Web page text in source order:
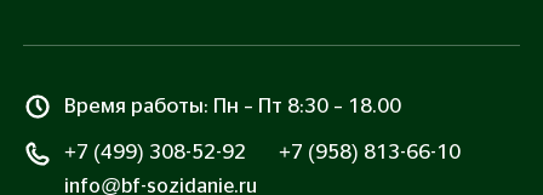
Время работы: Пн – Пт 8:30 – 18.00
+7 (499) 308-52-92
+7 (958) 813-66-10
info@bf-sozidanie.ru